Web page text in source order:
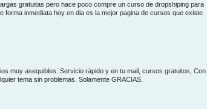
gratuitas pero hace poco compre un curso de dropshiping para
forma inmediata hoy en dia es la mejor pagina de cursos que existe
muy asequibles. Servicio rápido y en tu mail, cursos gratuitos, Con
tema sin problemas. Solamente GRACIAS.